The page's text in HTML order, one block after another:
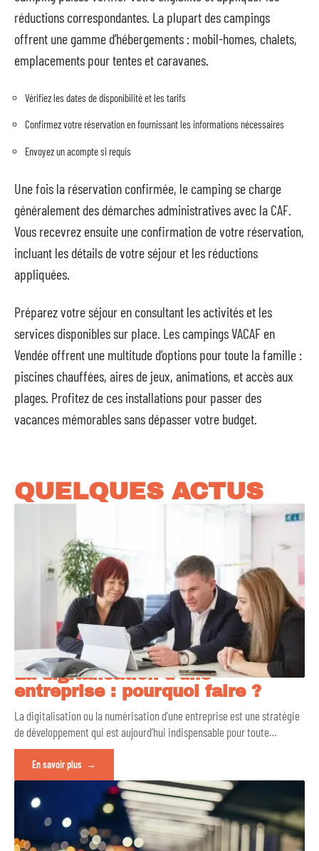
réductions correspondantes. La plupart des campings
offrent une gamme d’hébergements : mobil-homes, chalets,
emplacements pour tentes et caravanes.
Vérifiez les dates de disponibilité et les tarifs
Confirmez votre réservation en fournissant les informations nécessaires
Envoyez un acompte si requis
Une fois la réservation confirmée, le camping se charge
généralement des démarches administratives avec la CAF.
Vous recevrez ensuite une confirmation de votre réservation,
incluant les détails de votre séjour et les réductions
appliquées.
Préparez votre séjour en consultant les activités et les
services disponibles sur place. Les campings VACAF en
Vendée offrent une multitude d’options pour toute la famille :
piscines chauffées, aires de jeux, animations, et accès aux
plages. Profitez de ces installations pour passer des
vacances mémorables sans dépasser votre budget.
QUELQUES ACTUS
La digitalisation d’une
entreprise : pourquoi faire ?
La digitalisation ou la numérisation d’une entreprise est une stratégie
de développement qui est aujourd’hui indispensable pour toute…
En savoir plus